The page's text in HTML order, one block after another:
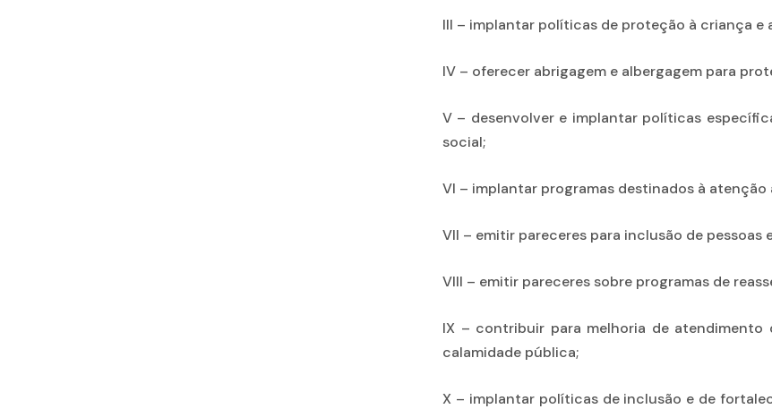
III – implantar políticas de proteção à criança e
IV – oferecer abrigagem e albergagem para
V – desenvolver e implantar políticas
social;
VI – implantar programas destinados à
VII – emitir pareceres para inclusão de
VIII – emitir pareceres sobre programas de
IX – contribuir para melhoria de
calamidade pública;
X – implantar políticas de inclusão e de